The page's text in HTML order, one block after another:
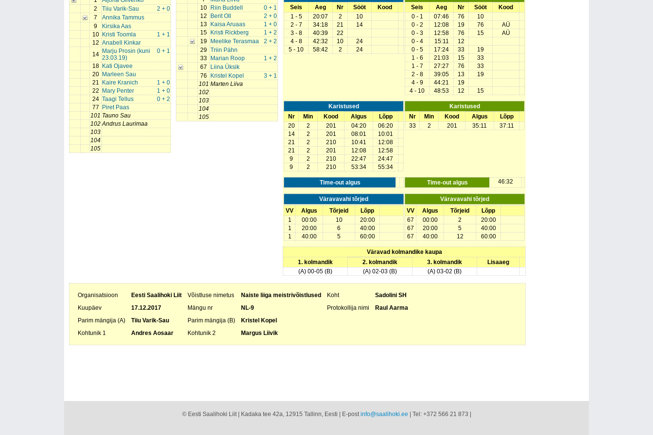
2
2 + 0
Tiiu Varik-Sau
7
Annika Tammus
9
Kirsika Aas
10
1 + 1
Kristi Toomla
12 Anabell Kinkar
14
0 + 1
Marju Prosin (kuni
23.03.19)
18
Kati Ojavee
20
Marleen Sau
21
1 + 0
Kaire Kranich
22
1 + 0
Mary Penter
24
0 + 2
Taagi Tellus
77
Piret Paas
101 Tauno Sau
102 Andrus Laurimaa
103
104
105
10
0 + 1
Riin Buddell
12
2 + 0
Berit Oll
13
1 + 0
Kaisa Aruaas
15
1 + 2
Kristi Rickberg
19
2 + 2
Meelike Terasmaa
29 Triin Pähn
33
1 + 2
Marian Roop
67
Liina Üksik
76
3 + 1
Kristel Kopel
101 Marten Liiva
102
103
104
105
Seis
Aeg Nr Sööt
Kood
1 - 5
20:07 2
10
2 - 7
34:18 21
14
3 - 8
40:39
22
4 - 8
42:32 10
24
5 - 10
58:42 2 24
Seis
Aeg Nr Sööt
Kood
0 - 1
07:46 76
10
0 - 2
12:08 19 76
AÜ
0 - 3
12:58 76 15
AÜ
0 - 4
15:11
12
0 - 5
17:24 33
19
1 - 6
21:03 15
33
1 - 7
27:27 76
33
2 - 8
39:05 13
19
4 - 9
44:21
19
4 - 10
48:53 12 15
Karistused
Nr
Min Kood Algus
Lõpp
20
2 201 04:20
06:20
14
2 201 08:01
10:01
21
2 210 10:41
12:08
21
2 201 12:08
12:58
9
2 210 22:47
24:47
9
2 210 53:34 55:34
Karistused
Nr
Min Kood Algus
Lõpp
33
2 201 35:11 37:11
Time-out algus Time-out algus 46:32
Väravavahi tõrjed
Väravavahi tõrjed
VV
Algus Tõrjeid
Lõpp
1
00:00 10
20:00
1
20:00 6
40:00
1
40:00 5 60:00
VV Algus Tõrjeid
Lõpp
67
00:00 2
20:00
67
20:00 5
40:00
67
40:00 12 60:00
Väravad kolmandike kaupa
1. kolmandik
2. kolmandik 3. kolmandik
Lisaaeg
(A) 00-05 (B)
(A) 02-03 (B) (A) 03-02 (B)
Organisatsioon Eesti Saalihoki Liit Võistluse nimetus Naiste liiga meistrivõistlused Koht
Sadolini SH
Kuupäev
17.12.2017 Mängu nr NL-9 Protokollija nimi
Raul Aarma
Parim mängija (A)
Tiiu Varik-Sau Parim mängija (B)
Kristel Kopel
Kohtunik 1
Andres Aosaar Kohtunik 2 Margus Liivik
© Eesti Saalihoki Liit | Kadaka tee 42a, 12915 Tallinn, Eesti | E-postinfo@saalihoki.ee | Tel: +372 566 21 873 |